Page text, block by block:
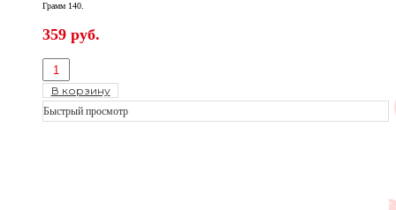
Грамм 140.
359 руб.
В корзину
Быстрый просмотр